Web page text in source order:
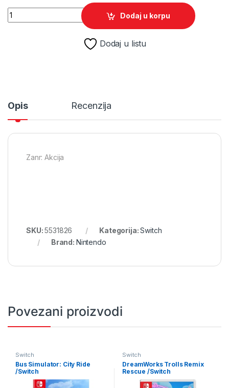
Star Wars Racer and Commando Combo /Switch quantity
Dodaj u korpu
Dodaj u listu
Opis Recenzija
Zanr: Akcija
SKU:5531826 Kategorija:Switch
Brand: Nintendo
Povezani proizvodi
Switch
Bus Simulator: City Ride
/Switch
Switch
DreamWorks Trolls Remix
Rescue /Switch